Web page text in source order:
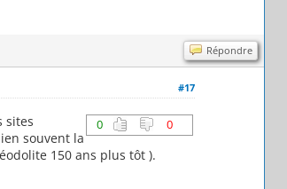
Répondre
#17
0 0
sites
souvent la
150 ans plus tôt ).